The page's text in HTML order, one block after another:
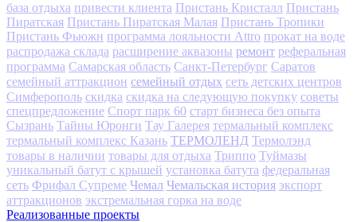
база отдыха привести клиента Пристань Кристалл Пристань
Пиратская Пристань Пиратская Малая Пристань Тропики
Пристань Фьюжн программа лояльности Attro прокат на воде
распродажа склада расширение аквазоны ремонт реферальная
программа Самарская область Санкт-Петербург Саратов
семейный аттракцион семейный отдых сеть детских центров
Симферополь скидка скидка на следующую покупку советы
спецпредложение Спорт парк 60 старт бизнеса без опыта
Сызрань Тайны Юронги Тау Галерея термальный комплекс
термальный комплекс Казань ТЕРМОЛЕНД Термолэнд
товары в наличии товары для отдыха Триппо Туймазы
уникальный батут с крышей установка батута федеральная
сеть Фрифал Супреме Чемал Чемальская история экспорт
аттракционов экстремальная горка на воде
Реализованные проекты